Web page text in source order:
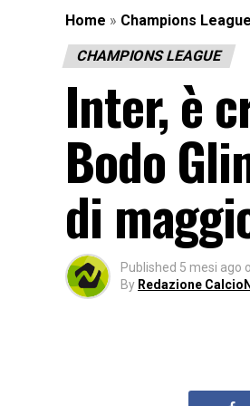
Home » Champions League
CHAMPIONS LEAGUE
Inter, è
Bodo
di
Published 5 mesi ago
By Redazione